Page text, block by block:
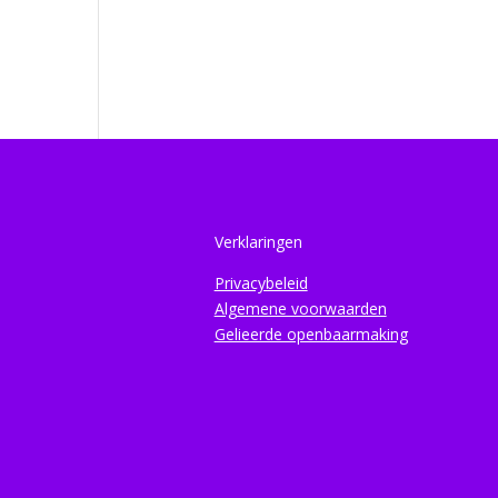
Verklaringen
Privacybeleid
Algemene voorwaarden
Gelieerde openbaarmaking